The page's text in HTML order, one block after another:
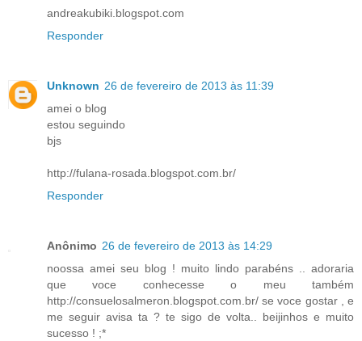
andreakubiki.blogspot.com
Responder
Unknown 26 de fevereiro de 2013 às 11:39
amei o blog
estou seguindo
bjs
http://fulana-rosada.blogspot.com.br/
Responder
Anônimo 26 de fevereiro de 2013 às 14:29
noossa amei seu blog ! muito lindo parabéns .. adoraria
que voce conhecesse o meu também
http://consuelosalmeron.blogspot.com.br/ se voce gostar , e
me seguir avisa ta ? te sigo de volta.. beijinhos e muito
sucesso ! ;*